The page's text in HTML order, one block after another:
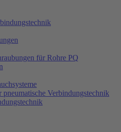
für Rohre PQ
pneumatische Verbindungstechnik